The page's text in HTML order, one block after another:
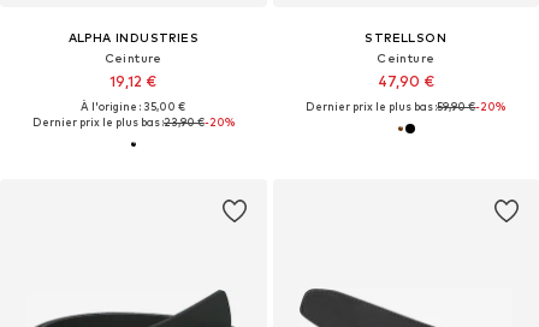
ALPHA INDUSTRIES
Ceinture
19,12 €
À l'origine : 35,00 €
Dernier prix le plus bas :23,90 €-20%
STRELLSON
Ceinture
47,90 €
Dernier prix le plus bas :59,90 €-20%